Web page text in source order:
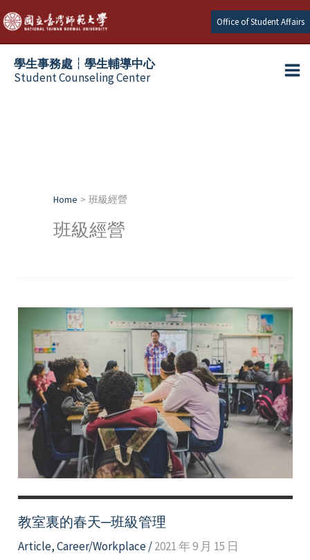
Skip
to
content
Office of Student Affairs
學生事務處┆學生輔導中心
Student Counseling Center
Home 班級經營
班級經營
教室裏的春天─班級管理
Article,Career/Workplace/2021 年 9 月 15 日